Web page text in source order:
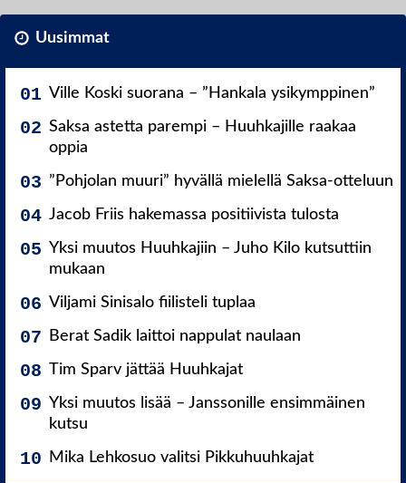
Uusimmat
Ville Koski suorana – ”Hankala ysikymppinen”
Saksa astetta parempi – Huuhkajille raakaa
oppia
”Pohjolan muuri” hyvällä mielellä Saksa-otteluun
Jacob Friis hakemassa positiivista tulosta
Yksi muutos Huuhkajiin – Juho Kilo kutsuttiin
mukaan
Viljami Sinisalo fiilisteli tuplaa
Berat Sadik laittoi nappulat naulaan
Tim Sparv jättää Huuhkajat
Yksi muutos lisää – Janssonille ensimmäinen
kutsu
Mika Lehkosuo valitsi Pikkuhuuhkajat